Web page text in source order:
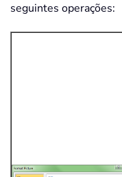
seguintes operações: